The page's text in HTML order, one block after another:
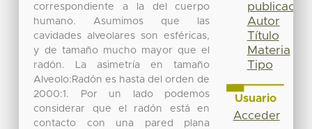
correspondiente a la del cuerpo
humano. Asumimos que las
cavidades alveolares son esféricas,
y de tamaño mucho mayor que el
radón. La asimetría en tamaño
Alveolo:Radón es hasta del orden de
2000:1. Por un lado podemos
considerar que el radón está en
contacto con una pared plana
publicación
Autor
Título
Materia
Tipo
Usuario
Acceder